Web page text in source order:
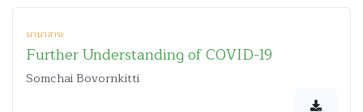
นานาสาระ
Further Understanding of COVID-19
Somchai Bovornkitti